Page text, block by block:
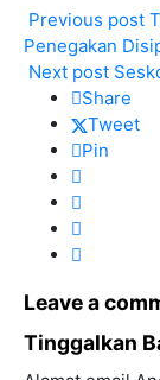
Previous post
Penegakan
Next post
Share
Tweet
Pin
Leave a
Tinggalkan